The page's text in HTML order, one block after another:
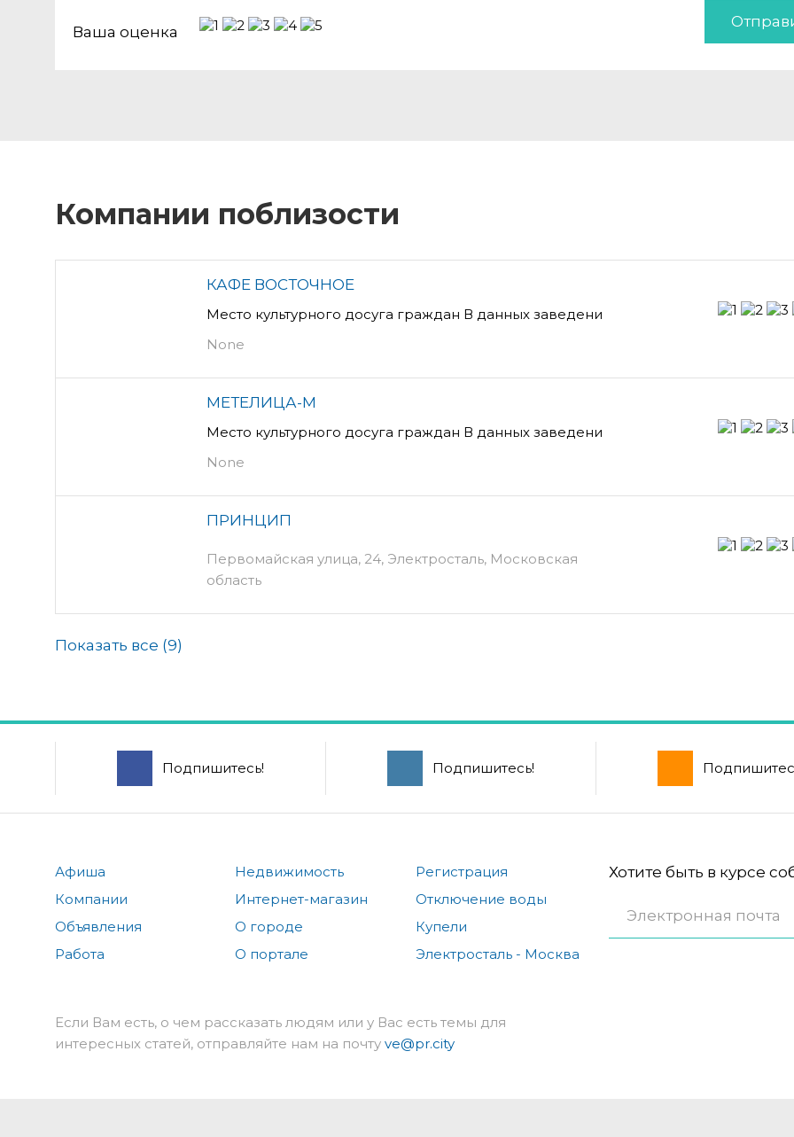
Ваша оценка
Компании поблизости
КАФЕ ВОСТОЧНОЕ
Место культурного досуга граждан В данных заведени
None
МЕТЕЛИЦА-М
Место культурного досуга граждан В данных заведени
None
ПРИНЦИП
Первомайская улица, 24, Электросталь, Московская
область
Показать все (9)
Подпишитесь! Подпишитесь!
Афиша
Компании
Объявления
Работа
Недвижимость
Интернет-магазин
О городе
О портале
Регистрация
Отключение воды
Купели
Электросталь - Москва
Хотите быть в курсе
Если Вам есть, о чем рассказать людям или у Вас есть темы для
интересных статей, отправляйте нам на почту ve@pr.city